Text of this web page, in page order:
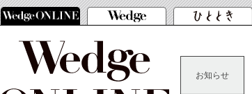
お知らせ